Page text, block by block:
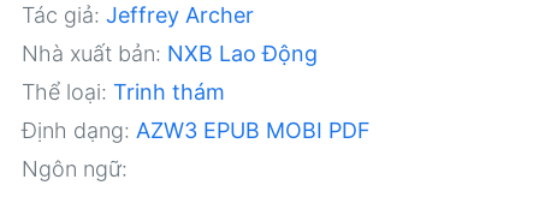
Tác giả: Jeffrey Archer
Nhà xuất bản: NXB Lao Động
Thể loại: Trinh thám
Định dạng: AZW3 EPUB MOBI PDF
Ngôn ngữ: